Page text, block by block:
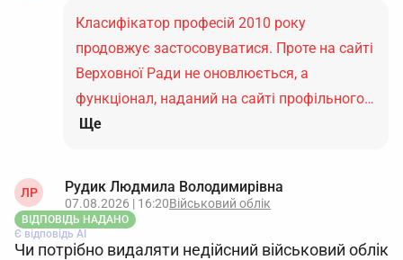
Класифікатор професій 2010 року
продовжує застосовуватися. Проте на сайті
Верховної Ради не оновлюється, а
функціонал, наданий на сайті профільного…
Ще
ЛР Рудик Людмила Володимирівна
07.08.2026 | 16:20Військовий облік
ВІДПОВІДЬ НАДАНО
Є відповідь АІ
Чи потрібно видаляти недійсний військовий облік